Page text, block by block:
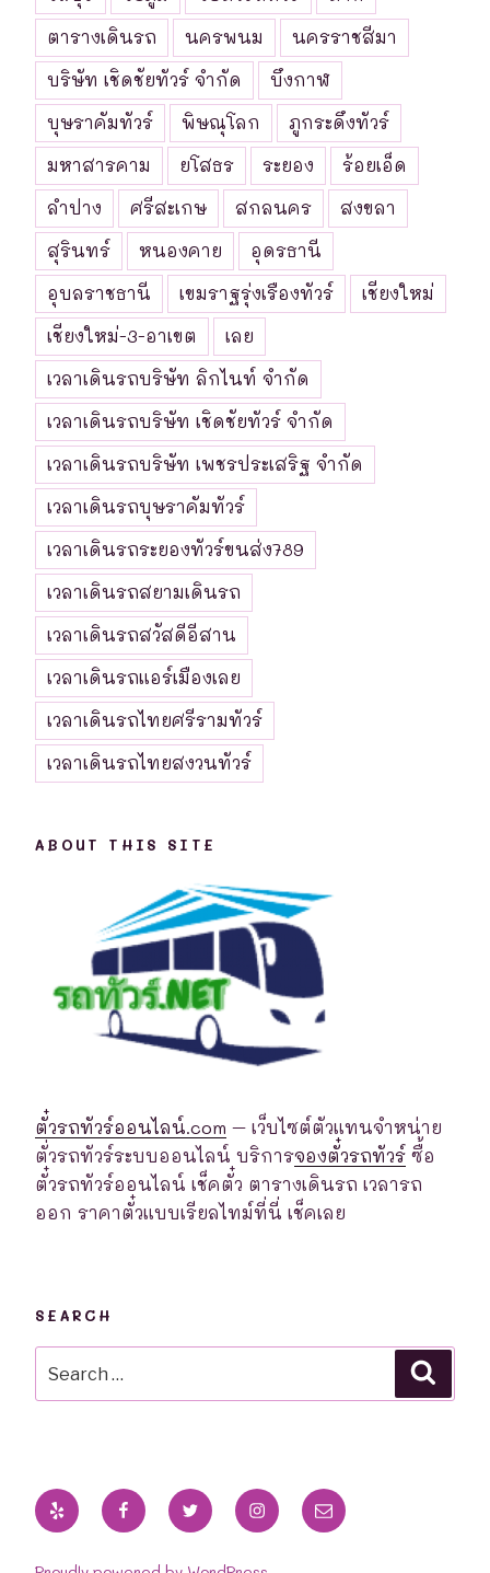
ตารางเดินรถ
นครพนม
นครราชสีมา
บริษัท เชิดชัยทัวร์ จำกัด
บึงกาฬ
บุษราคัมทัวร์
พิษณุโลก
ภูกระดึงทัวร์
มหาสารคาม
ยโสธร ระยอง
ร้อยเอ็ด
ลำปาง
ศรีสะเกษ สกลนคร
สงขลา
สุรินทร์
หนองคาย
อุดรธานี
อุบลราชธานี
เขมราฐรุ่งเรืองทัวร์
เชียงใหม่
เชียงใหม่-3-อาเขต
เลย
เวลาเดินรถบริษัท ลิกไนท์ จำกัด
เวลาเดินรถบริษัท เชิดชัยทัวร์ จำกัด
เวลาเดินรถบริษัท เพชรประเสริฐ จำกัด
เวลาเดินรถบุษราคัมทัวร์
เวลาเดินรถระยองทัวร์ขนส่ง789
เวลาเดินรถสยามเดินรถ
เวลาเดินรถสวัสดีอีสาน
เวลาเดินรถแอร์เมืองเลย
เวลาเดินรถไทยศรีรามทัวร์
เวลาเดินรถไทยสงวนทัวร์
ABOUT THIS SITE
ตั๋วรถทัวร์ออนไลน์.com – เว็บไซต์ตัวแทนจำหน่าย
ตั่วรถทัวร์ระบบออนไลน์ บริการจองตั๋วรถทัวร์ ซื้อ
ตั๋วรถทัวร์ออนไลน์ เช็คตั๋ว ตารางเดินรถ เวลารถ
ออก ราคาตั๋วแบบเรียลไทม์ที่นี่ เช็คเลย
SEARCH
for:
Yelp FacebookTwitter InstagramEmail